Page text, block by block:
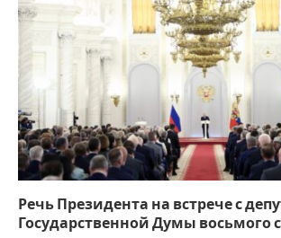
Речь Президента на встрече с
Государственной Думы восьмого